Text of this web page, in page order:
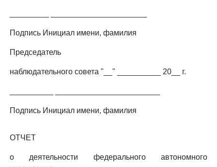
Подпись Инициал имени, фамилия
Председатель
наблюдательного совета "__" __________ 20__ г.
Подпись Инициал имени, фамилия
ОТЧЕТ
о деятельности федерального автономного